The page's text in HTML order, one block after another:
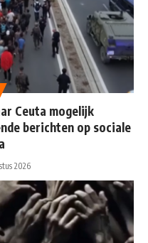
Ceuta mogelijk
berichten op sociale
2026